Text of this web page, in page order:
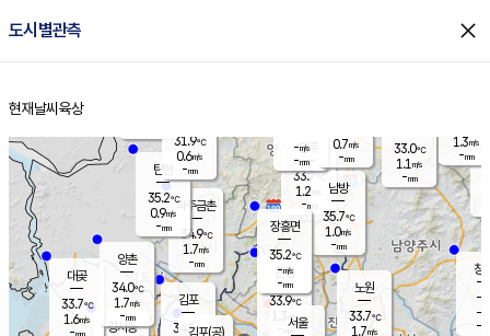
도시별관측 close
홈
현재날씨 육상
양주
33.7℃
1.2
-mm
경서동
파주금촌
34.9℃
1.7m/s
-mm
33.0℃
1.1 m/s
-mm
대곶
33.7℃
1.6m/s
-mm
창
-
-m/
-
탄현
35.2℃
0.9m/s
-mm
1.3m/s
-mm
김포
34.5℃
양촌
34.0℃
1.7m/s
-mm
은평
33.9℃
1.3 m/s
- mm
노원
33.7℃
1.7m/s
남방
35.7℃
1.0m/s
-mm
장흥면
35.2℃
-m/s
-mm
-m/s
-mm
김포(공)
서울
31.9℃
0.6m/s
-mm
0.7m/s
-mm